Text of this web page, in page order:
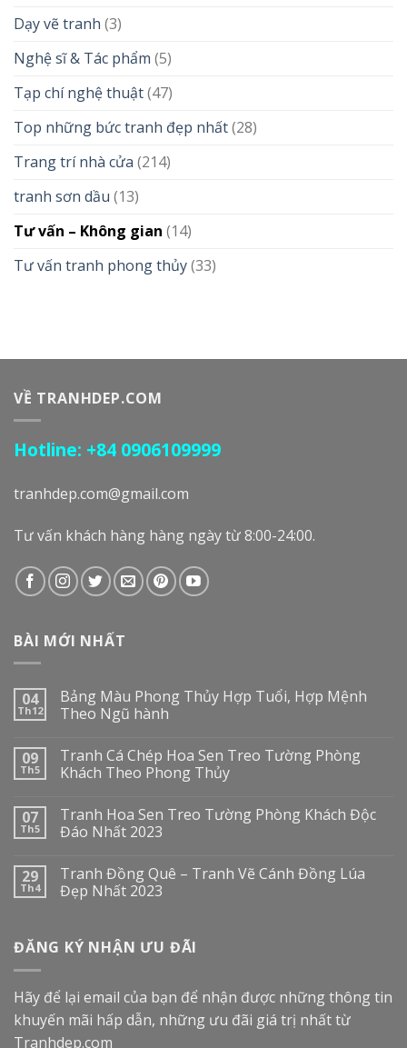
Dạy vẽ tranh (3)
Nghệ sĩ & Tác phẩm (5)
Tạp chí nghệ thuật(47)
Top những bức tranh đẹp nhất(28)
Trang trí nhà cửa (214)
tranh sơn dầu (13)
Tư vấn – Không gian (14)
Tư vấn tranh phong thủy(33)
VỀ TRANHDEP.COM
Hotline: +84 0906109999
tranhdep.com@gmail.com
Tư vấn khách hàng hàng ngày từ 8:00-24:00.
BÀI MỚI NHẤT
04
Th12
Bảng Màu Phong Thủy Hợp Tuổi, Hợp Mệnh
Theo Ngũ hành
09
Th5
Tranh Cá Chép Hoa Sen Treo Tường Phòng
Khách Theo Phong Thủy
07
Th5
Tranh Hoa Sen Treo Tường Phòng Khách Độc
Đáo Nhất 2023
29
Th4
Tranh Đồng Quê – Tranh Vẽ Cánh Đồng Lúa
Đẹp Nhất 2023
ĐĂNG KÝ NHẬN ƯU ĐÃI
Hãy để lại email của bạn để nhận được những thông tin
khuyến mãi hấp dẫn, những ưu đãi giá trị nhất từ
Tranhdep.com